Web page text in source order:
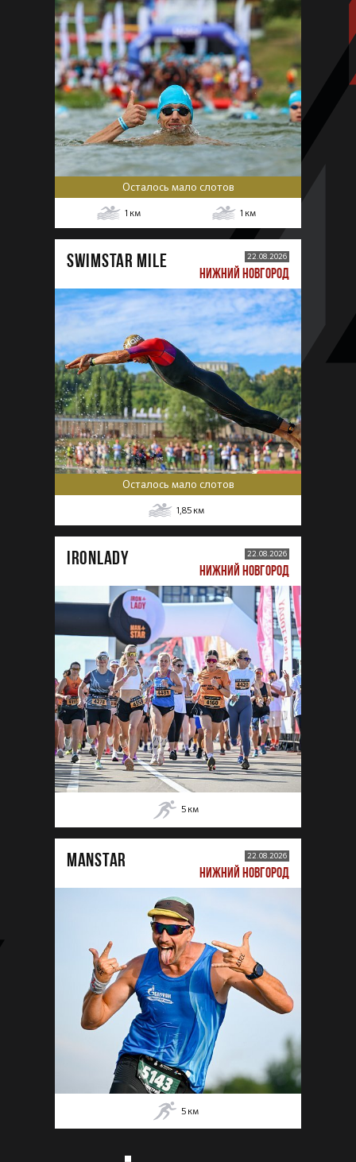
Осталось мало слотов
1 км 1 км
SWIMSTAR MILE 22.08.2026
НИЖНИЙ НОВГОРОД
Осталось мало слотов
1,85 км
IRONLADY 22.08.2026
НИЖНИЙ НОВГОРОД
5 км
MANSTAR 22.08.2026
НИЖНИЙ НОВГОРОД
5 км